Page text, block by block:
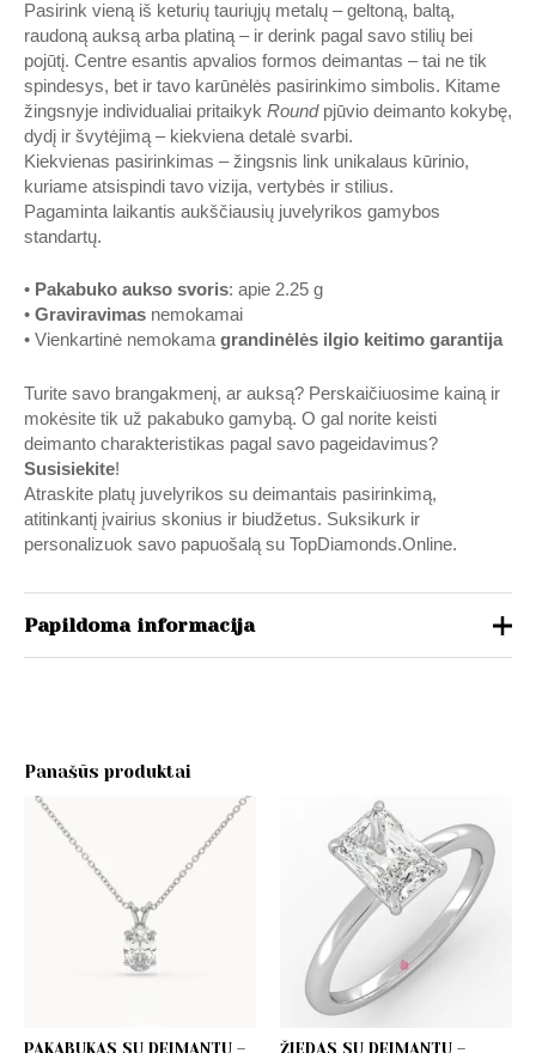
Pasirink vieną iš keturių tauriųjų metalų – geltoną, baltą,
raudoną auksą arba platiną – ir derink pagal savo stilių bei
pojūtį. Centre esantis apvalios formos deimantas – tai ne tik
spindesys, bet ir tavo karūnėlės pasirinkimo simbolis. Kitame
žingsnyje individualiai pritaikyk Roundpjūvio deimanto kokybę,
dydį ir švytėjimą – kiekviena detalė svarbi.
Kiekvienas pasirinkimas – žingsnis link unikalaus kūrinio,
kuriame atsispindi tavo vizija, vertybės ir stilius.
Pagaminta laikantis aukščiausių juvelyrikos gamybos
standartų.
• Pakabuko aukso svoris: apie 2.25 g
• Graviravimas nemokamai
• Vienkartinė nemokamagrandinėlės ilgio keitimo garantija
Turite savo brangakmenį, ar auksą? Perskaičiuosime kainą ir
mokėsite tik už pakabuko gamybą. O gal norite keisti
deimanto charakteristikas pagal savo pageidavimus?
Susisiekite!
Atraskite platų juvelyrikos su deimantais pasirinkimą,
atitinkantį įvairius skonius ir biudžetus. Suksikurk ir
personalizuok savo papuošalą su TopDiamonds.Online.
Papildoma informacija
Metalas
auksas, 14K (585) Raudonas
auksas
Panašūs produktai
PAKABUKAS SU DEIMANTU –
ŽIEDAS SU DEIMANTU –